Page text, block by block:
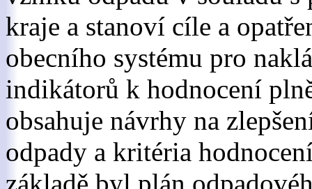
kraje a stanoví cíle a
obecního systému pro
indikátorů k hodnocení
obsahuje návrhy na
odpady a kritéria